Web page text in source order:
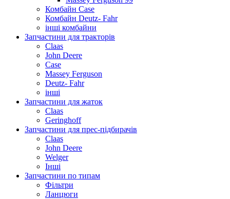
Комбайн Case
Комбайн Deutz- Fahr
інші комбайни
Запчастини для тракторів
Claas
John Deere
Case
Massey Ferguson
Deutz- Fahr
інші
Запчастини для жаток
Claas
Geringhoff
Запчастини для прес-підбирачів
Claas
John Deere
Welger
Інші
Запчастини по типам
Фільтри
Ланцюги